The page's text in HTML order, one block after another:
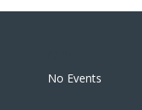
No Events